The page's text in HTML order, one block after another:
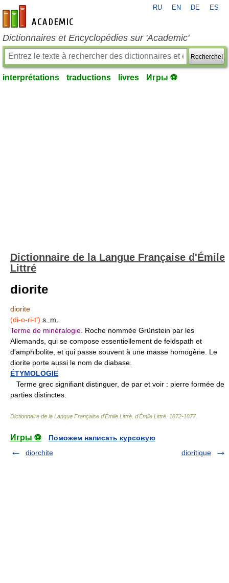
fr-academic.com
RU EN DE ES
Dictionnaires et Encyclopédies sur 'Academic'
Recherche!
interprétations traductions livres Игры ⚽
Dictionnaire de la Langue Française d'Émile
Littré
diorite
diorite
(di-o-ri-t') s. m.
Terme de minéralogie. Roche nommée Grünstein par les
Allemands, qui se compose essentiellement de feldspath et
d'amphibolite, et qui passe souvent à une masse homogène. Le
diorite porte aussi le nom de diabase.
ÉTYMOLOGIE
Terme grec signifiant distinguer, de par et voir : pierre formée de
parties distinctes.
Dictionnaire de la Langue Française d'Émile Littré d'Émile Littré 1872-1877.
Игры ⚽
Поможем написать курсовую
diorchite
dioritique